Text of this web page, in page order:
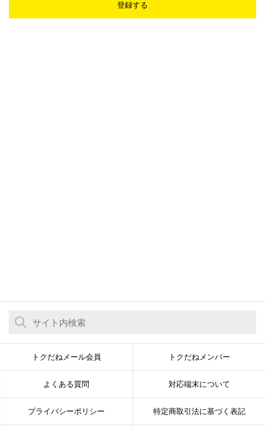
登録する
トクだねメール会員 トクだねメンバー
よくある質問 対応端末について
プライバシーポリシー 特定商取引法に基づく表記